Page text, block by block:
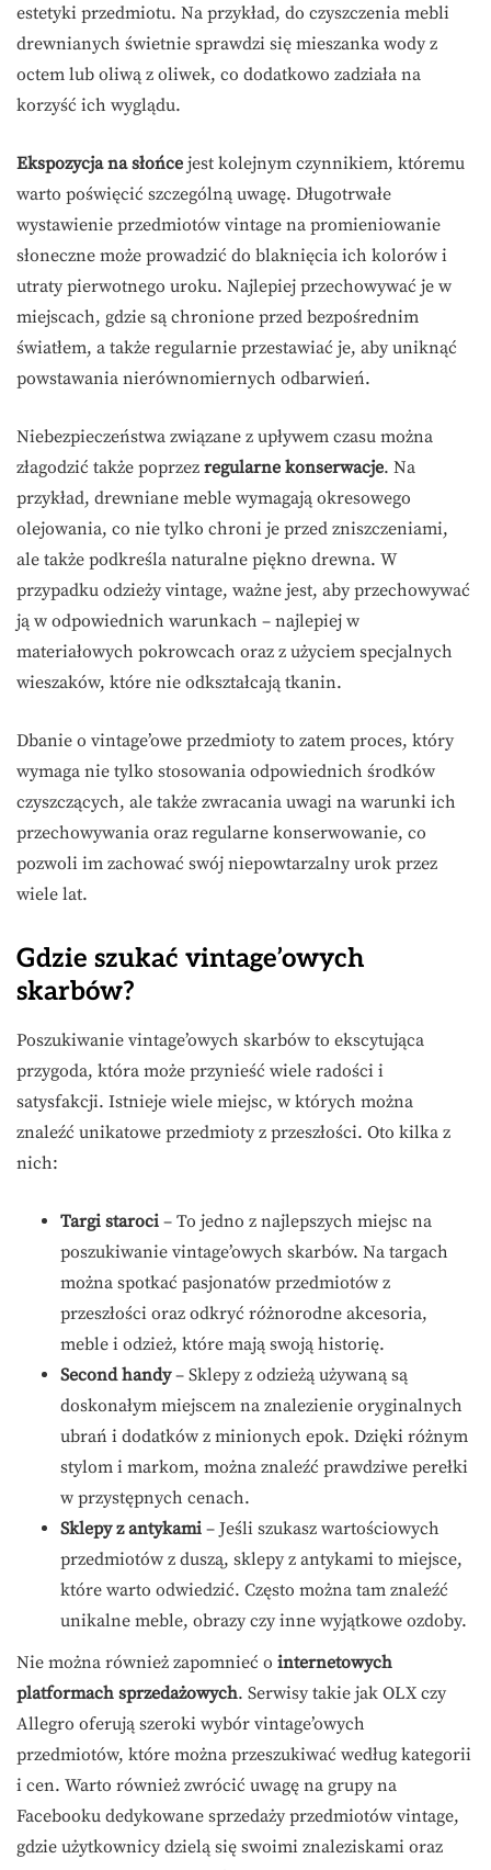
estetyki przedmiotu. Na przykład, do czyszczenia mebli
drewnianych świetnie sprawdzi się mieszanka wody z
octem lub oliwą z oliwek, co dodatkowo zadziała na
korzyść ich wyglądu.
Ekspozycja na słońce jest kolejnym czynnikiem, któremu
warto poświęcić szczególną uwagę. Długotrwałe
wystawienie przedmiotów vintage na promieniowanie
słoneczne może prowadzić do blaknięcia ich kolorów i
utraty pierwotnego uroku. Najlepiej przechowywać je w
miejscach, gdzie są chronione przed bezpośrednim
światłem, a także regularnie przestawiać je, aby uniknąć
powstawania nierównomiernych odbarwień.
Niebezpieczeństwa związane z upływem czasu można
złagodzić także poprzez regularne konserwacje. Na
przykład, drewniane meble wymagają okresowego
olejowania, co nie tylko chroni je przed zniszczeniami,
ale także podkreśla naturalne piękno drewna. W
przypadku odzieży vintage, ważne jest, aby przechowywać
ją w odpowiednich warunkach – najlepiej w
materiałowych pokrowcach oraz z użyciem specjalnych
wieszaków, które nie odkształcają tkanin.
Dbanie o vintage’owe przedmioty to zatem proces, który
wymaga nie tylko stosowania odpowiednich środków
czyszczących, ale także zwracania uwagi na warunki ich
przechowywania oraz regularne konserwowanie, co
pozwoli im zachować swój niepowtarzalny urok przez
wiele lat.
Gdzie szukać vintage’owych
skarbów?
Poszukiwanie vintage’owych skarbów to ekscytująca
przygoda, która może przynieść wiele radości i
satysfakcji. Istnieje wiele miejsc, w których można
znaleźć unikatowe przedmioty z przeszłości. Oto kilka z
nich:
Targi staroci – To jedno z najlepszych miejsc na
poszukiwanie vintage’owych skarbów. Na targach
można spotkać pasjonatów przedmiotów z
przeszłości oraz odkryć różnorodne akcesoria,
meble i odzież, które mają swoją historię.
Second handy– Sklepy z odzieżą używaną są
doskonałym miejscem na znalezienie oryginalnych
ubrań i dodatków z minionych epok. Dzięki różnym
stylom i markom, można znaleźć prawdziwe perełki
w przystępnych cenach.
Sklepy z antykami – Jeśli szukasz wartościowych
przedmiotów z duszą, sklepy z antykami to miejsce,
które warto odwiedzić. Często można tam znaleźć
unikalne meble, obrazy czy inne wyjątkowe ozdoby.
Nie można również zapomnieć o internetowych
platformach sprzedażowych. Serwisy takie jak OLX czy
Allegro oferują szeroki wybór vintage’owych
przedmiotów, które można przeszukiwać według kategorii
i cen. Warto również zwrócić uwagę na grupy na
Facebooku dedykowane sprzedaży przedmiotów vintage,
gdzie użytkownicy dzielą się swoimi znaleziskami oraz